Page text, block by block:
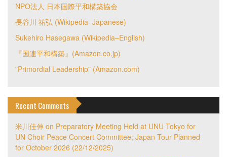
NPO法人 日本国際平和構築協会
長谷川 祐弘 (Wikipedia–Japanese)
Sukehiro Hasegawa (Wikipedia–English)
『国連平和構築』(Amazon.co.jp)
"Primordial Leadership" (Amazon.com)
Recent Comments
米川佳伸 on Preparatory Meeting Held at UNU Tokyo for
UN Choir Peace Concert Committee; Japan Tour Planned
for October 2026 (22/12/2025)